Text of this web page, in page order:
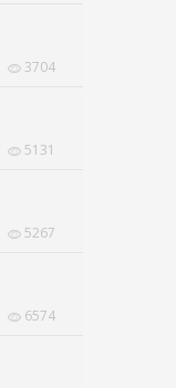
3704
5131
5267
6574